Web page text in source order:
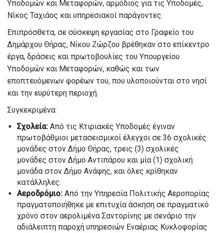
Υποδομών και Μεταφορών, αρμόδιος για τις Υποδομές,
Νίκος Ταχιάος και υπηρεσιακοί παράγοντες.
Επιπρόσθετα, σε σύσκεψη εργασίας στο Γραφείο του
Δημάρχου Θήρας, Νίκου Ζώρζου βρέθηκαν στο επίκεντρο
έργα, δράσεις και πρωτοβουλίες του Υπουργείου
Υποδομών και Μεταφορών, καθώς και των
εποπτευόμενων φορέων του, που υλοποιούνται στο νησί
και την ευρύτερη περιοχή.
Συγκεκριμένα:
Σχολεία: Από τις Κτιριακές Υποδομές έγιναν
πρωτοβάθμιοι μετασεισμικοί έλεγχοι σε 36 σχολικές
μονάδες στον Δήμο Θήρας, τρεις (3) σχολικές
μονάδες στον Δήμο Αντιπάρου και μία (1) σχολική
μονάδα στον Δήμο Ανάφης, και όλες κρίθηκαν
κατάλληλες.
Αεροδρόμιο: Από την Υπηρεσία Πολιτικής Αεροπορίας
πραγματοποιήθηκε με επιτυχία άσκηση σε πραγματικό
χρόνο στον αερολιμένα Σαντορίνης με σενάριο την
αδιάλειπτη παροχή υπηρεσιών Εναέριας Κυκλοφορίας